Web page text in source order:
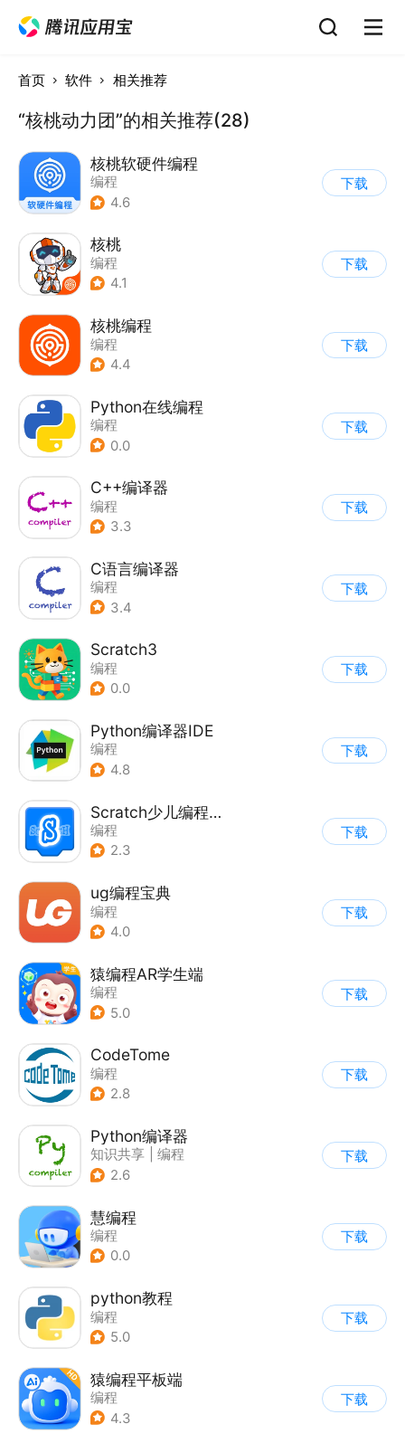
首页 软件 相关推荐
“核桃动力团”的相关推荐(28)
核桃软硬件编程
编程
4.6
下载
核桃
编程
4.1
下载
核桃编程
编程
4.4
下载
Python在线编程
编程
0.0
下载
C++编译器
编程
3.3
下载
C语言编译器
编程
3.4
下载
Scratch3
编程
0.0
下载
Python编译器IDE
编程
4.8
下载
Scratch少儿编程工厂
编程
2.3
下载
ug编程宝典
编程
4.0
下载
猿编程AR学生端
编程
5.0
下载
CodeTome
编程
2.8
下载
Python编译器
知识共享
编程
2.6
下载
慧编程
编程
0.0
下载
python教程
编程
5.0
下载
猿编程平板端
编程
4.3
下载